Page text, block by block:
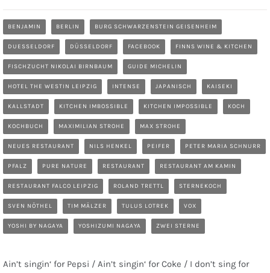
BENJAMIN BERLIN BURG SCHWARZENSTEIN GEISENHEIM
DUESSELDORF DÜSSELDORF FACEBOOK FINNS WINE & KITCHEN
FISCHZUCHT NIKOLAI BIRNBAUM GUIDE MICHELIN
HOTEL THE WESTIN LEIPZIG INTENSE JAPANISCH KAISEKI
KALLSTADT KITCHEN IMBOSSIBLE KITCHEN IMPOSSIBLE KOCH
KOCHBUCH MAXIMILIAN STROHE MAX STROHE
NEUES RESTAURANT NILS HENKEL PEIFER PETER MARIA SCHNURR
PFALZ PURE NATURE RESTAURANT RESTAURANT AM KAMIN
RESTAURANT FALCO LEIPZIG ROLAND TRETTL STERNEKOCH
SVEN NÖTHEL TIM MÄLZER TULUS LOTREK VOX
YOSHI BY NAGAYA YOSHIZUMI NAGAYA ZWEI STERNE
Ain’t singin‘ for Pepsi / Ain’t singin‘ for Coke / I don’t sing for